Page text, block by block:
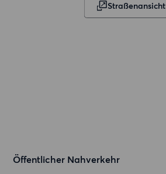
Straßenansicht
Öffentlicher Nahverkehr